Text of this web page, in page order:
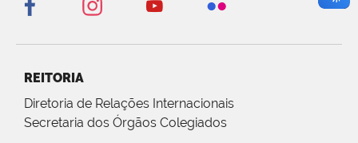
REITORIA
Diretoria de Relações Internacionais
Secretaria dos Órgãos Colegiados